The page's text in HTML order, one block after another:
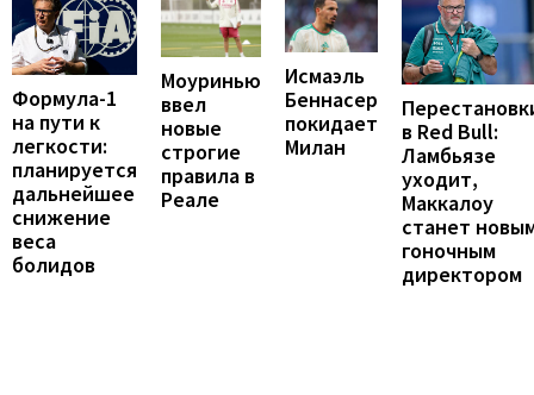
Формула-1
на пути к
легкости:
планируется
дальнейшее
снижение
веса
болидов
Моуринью
ввел
новые
строгие
правила в
Реале
Исмаэль
Беннасер
покидает
Милан
в Red Bull:
Ламбьязе
уходит,
Маккалоу
станет
гоночным
директором